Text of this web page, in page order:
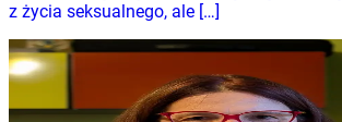
z życia seksualnego, ale […]